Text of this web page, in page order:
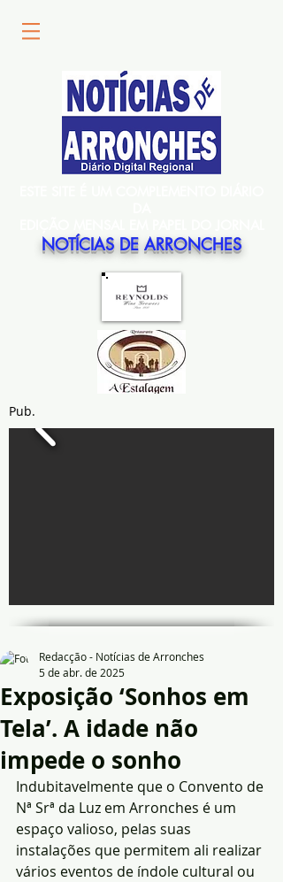
NOTÍCIAS DE ARRONCHES
Pub.
Exposição ‘Sonhos em
Tela’. A idade não
impede o sonho
Redacção - Notícias de Arronches
5 de abr. de 2025
Indubitavelmente que o Convento de
Nª Srª da Luz em Arronches é um
espaço valioso, pelas suas
instalações que permitem ali realizar
vários eventos de índole cultural ou